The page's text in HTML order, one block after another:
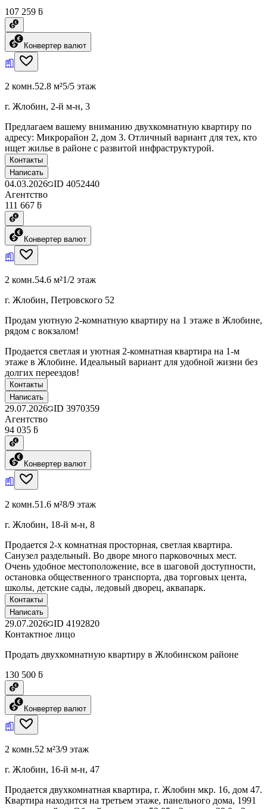
107 259 ƃ
Конвертер валют
2 комн.52.8 м²5/5 этаж
г. Жлобин, 2-й м-н, 3
Предлагаем вашему вниманию двухкомнатную квартиру по
адресу: Микрорайон 2, дом 3. Отличный вариант для тех, кто
ищет жилье в районе с развитой инфраструктурой.
Контакты
Написать
04.03.2026 ID 4052440
Агентство
111 667 ƃ
Конвертер валют
2 комн.54.6 м²1/2 этаж
г. Жлобин, Петровского 52
Продам уютную 2-комнатную квартиру на 1 этаже в Жлобине,
рядом с вокзалом!
Продается светлая и уютная 2-комнатная квартира на 1-м
этаже в Жлобине. Идеальный вариант для удобной жизни без
долгих переездов!
Контакты
Написать
29.07.2026 ID 3970359
Агентство
94 035 ƃ
Конвертер валют
2 комн.51.6 м²8/9 этаж
г. Жлобин, 18-й м-н, 8
Продается 2-х комнатная просторная, светлая квартира.
Санузел раздельный. Во дворе много парковочных мест.
Очень удобное местоположение, все в шаговой доступности,
остановка общественного транспорта, два торговых цента,
школы, детские сады, ледовый дворец, аквапарк.
Контакты
Написать
29.07.2026 ID 4192820
Контактное лицо
Продать двухкомнатную квартиру в Жлобинском районе
130 500 ƃ
Конвертер валют
2 комн.52 м²3/9 этаж
г. Жлобин, 16-й м-н, 47
Продается двухкомнатная квартира, г. Жлобин мкр. 16, дом 47.
Квартира находится на третьем этаже, панельного дома, 1991